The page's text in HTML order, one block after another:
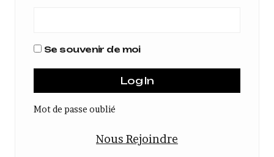
Se souvenir de moi
Mot de passe oublié
Nous Rejoindre